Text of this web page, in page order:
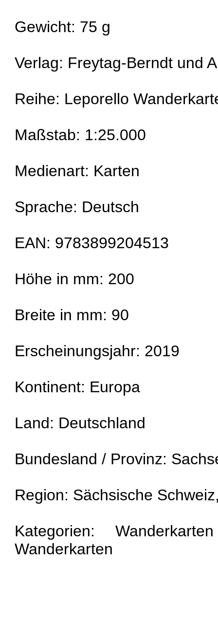
Gewicht: 75 g
Verlag: Freytag-Berndt und
Reihe: Leporello
Maßstab: 1:25.000
Medienart: Karten
Sprache: Deutsch
EAN: 9783899204513
Höhe in mm: 200
Breite in mm: 90
Erscheinungsjahr: 2019
Kontinent: Europa
Land: Deutschland
Bundesland / Provinz:
Region: Sächsische
Kategorien:
Wanderkarten